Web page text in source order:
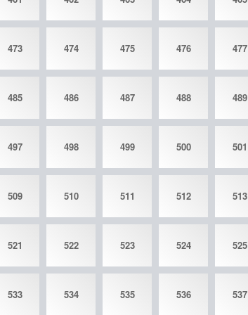
473 474 475 476 477
485 486 487 488 489
497 498 499 500 501
509 510 511 512 513
521 522 523 524 525
533 534 535 536 537